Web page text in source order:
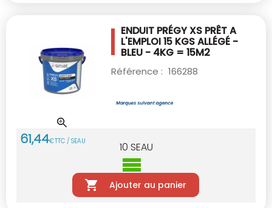
ENDUIT PRÉGY XS PRÊT A
L'EMPLOI 15 KGSALLÉGÉ -
BLEU - 4KG = 15M2
Référence : 166288
61,44€TTC / SEAU 10 SEAU
Ajouter au panier